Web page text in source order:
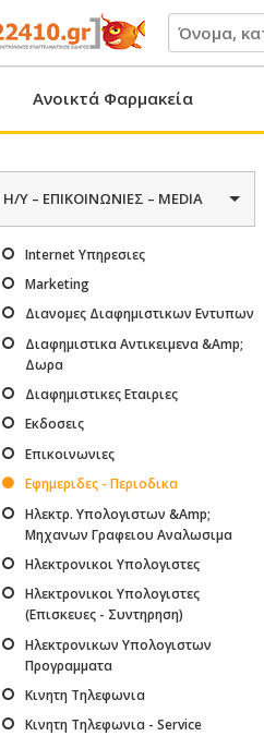
22410.gr
Ανοικτά Φαρμακεία
H/Y – ΕΠΙΚΟΙΝΩΝΙΕΣ – MEDIA
Internet Υπηρεσιες
Marketing
Διανομες Διαφημιστικων Εντυπων
Διαφημιστικα Αντικειμενα &Amp;
Δωρα
Διαφημιστικες Εταιριες
Εκδοσεις
Επικοινωνιες
Εφημεριδες - Περιοδικα
Ηλεκτρ. Υπολογιστων &Amp;
Μηχανων Γραφειου Αναλωσιμα
Ηλεκτρονικοι Υπολογιστες
Ηλεκτρονικοι Υπολογιστες
(Επισκευες - Συντηρηση)
Ηλεκτρονικων Υπολογιστων
Προγραμματα
Κινητη Τηλεφωνια
Κινητη Τηλεφωνια - Service